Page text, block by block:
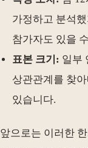
가정하고 분석
참가자도 있을
표본 크기: 일부
상관관계를 찾
있습니다.
앞으로는 이러한